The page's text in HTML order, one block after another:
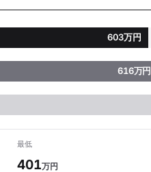
603万円
616万円
最低
401万円